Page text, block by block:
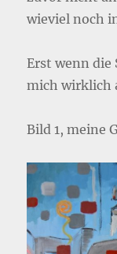
wieviel noch
Erst wenn die
mich wirklich
Bild 1, meine